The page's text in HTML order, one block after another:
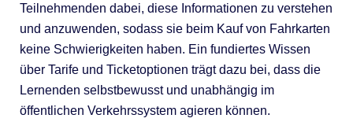
Teilnehmenden dabei, diese Informationen zu verstehen
und anzuwenden, sodass sie beim Kauf von Fahrkarten
keine Schwierigkeiten haben. Ein fundiertes Wissen
über Tarife und Ticketoptionen trägt dazu bei, dass die
Lernenden selbstbewusst und unabhängig im
öffentlichen Verkehrssystem agieren können.